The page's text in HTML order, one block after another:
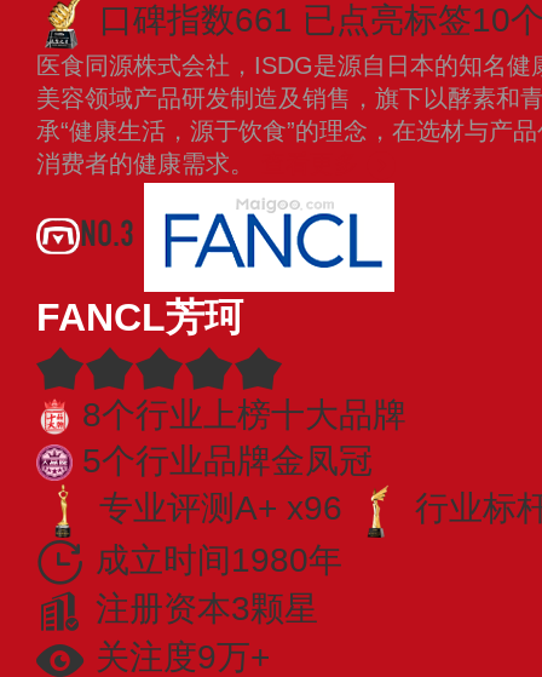
口碑指数661 已点亮标签10
医食同源株式会社，ISDG是源自日本的知名
美容领域产品研发制造及销售，旗下以酵素和
承“健康生活，源于饮食”的理念，在选材与产
消费者的健康需求。
NO.3
FANCL芳珂
8个行业上榜十大品牌
5个行业品牌金凤冠
专业评测A+ x96
行业标
成立时间1980年
注册资本3颗星
关注度9万+